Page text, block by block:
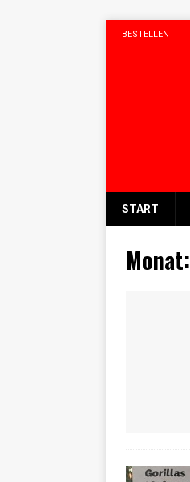
BESTELLEN
START
Monat: